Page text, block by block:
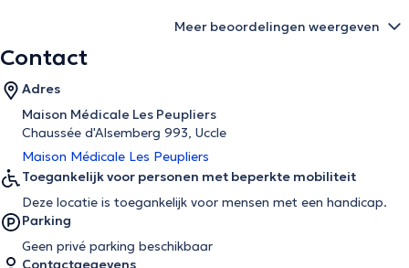
Meer beoordelingen weergeven
Contact
Adres
Maison Médicale Les Peupliers
Chaussée d'Alsemberg 993, Uccle
Maison Médicale Les Peupliers
Toegankelijk voor personen met beperkte mobiliteit
Deze locatie is toegankelijk voor mensen met een handicap.
Parking
Geen privé parking beschikbaar
Contactgegevens